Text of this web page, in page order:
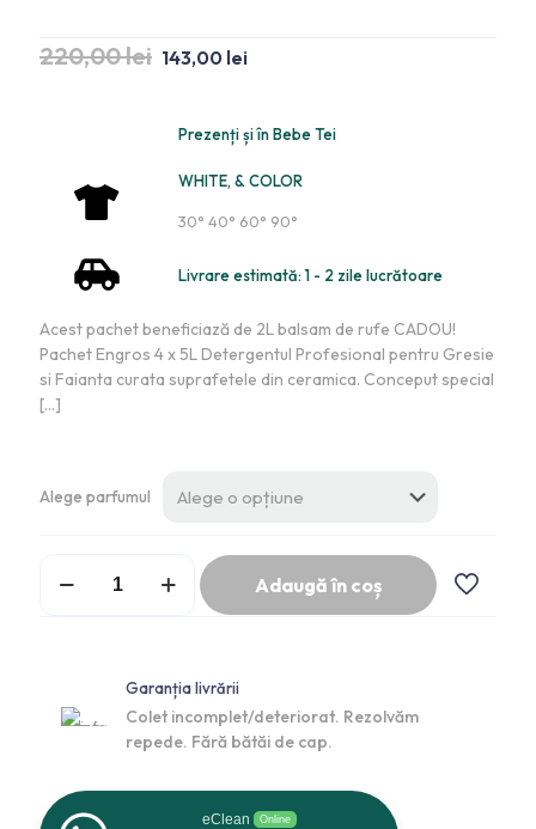
220,00lei 143,00 lei
Prezenți și în Bebe Tei
WHITE, & COLOR
30° 40° 60° 90°
Livrare estimată: 1 - 2 zile lucrătoare
Acest pachet beneficiază de 2L balsam de rufe CADOU!
Pachet Engros 4 x 5L Detergentul Profesional pentru Gresie
si Faianta curata suprafetele din ceramica. Conceput special
[…]
Alege parfumul
Adaugă în coș
Garanția livrării
Colet incomplet/deteriorat. Rezolvăm
repede. Fără bătăi de cap.
eClean Online